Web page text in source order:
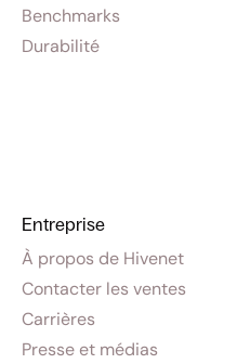
Benchmarks
Durabilité
Entreprise
À propos de Hivenet
Contacter les ventes
Carrières
Presse et médias